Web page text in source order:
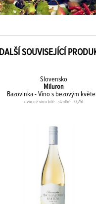
DALŠÍ SOUVISEJÍCÍ
Slovensko
Miluron
Bazovinka - Víno s bezovým
ovocné víno bílé - sladké - 0,75l